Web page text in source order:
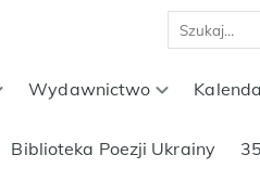
Wydawnictwo
Biblioteka Poezji Ukrainy